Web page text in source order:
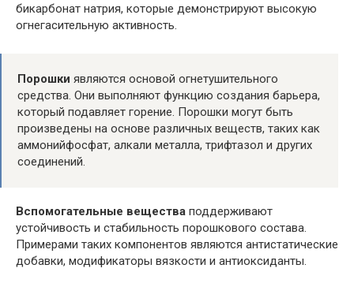
бикарбонат натрия, которые демонстрируют высокую
огнегасительную активность.
Порошки являются основой огнетушительного
средства. Они выполняют функцию создания барьера,
который подавляет горение. Порошки могут быть
произведены на основе различных веществ, таких как
аммонийфосфат, алкали металла, трифтазол и других
соединений.
Вспомогательные вещества поддерживают
устойчивость и стабильность порошкового состава.
Примерами таких компонентов являются антистатические
добавки, модификаторы вязкости и антиоксиданты.